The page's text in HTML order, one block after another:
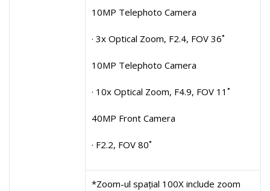
10MP Telephoto Camera
· 3x Optical Zoom, F2.4, FOV 36˚
10MP Telephoto Camera
· 10x Optical Zoom, F4.9, FOV 11˚
40MP Front Camera
· F2.2, FOV 80˚
*Zoom-ul spațial 100X include zoom